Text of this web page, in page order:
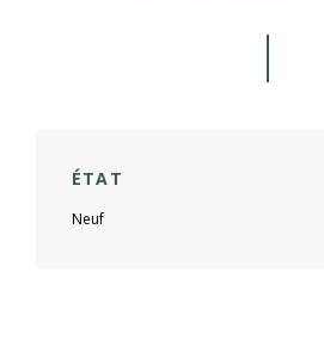
ÉTAT
Neuf